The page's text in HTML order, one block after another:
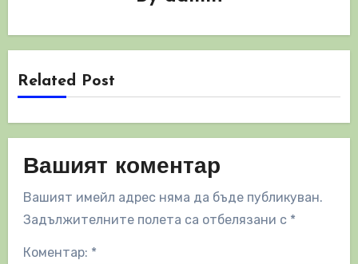
Related Post
Вашият коментар
Вашият имейл адрес няма да бъде публикуван.
Задължителните полета са отбелязани с *
Коментар: *